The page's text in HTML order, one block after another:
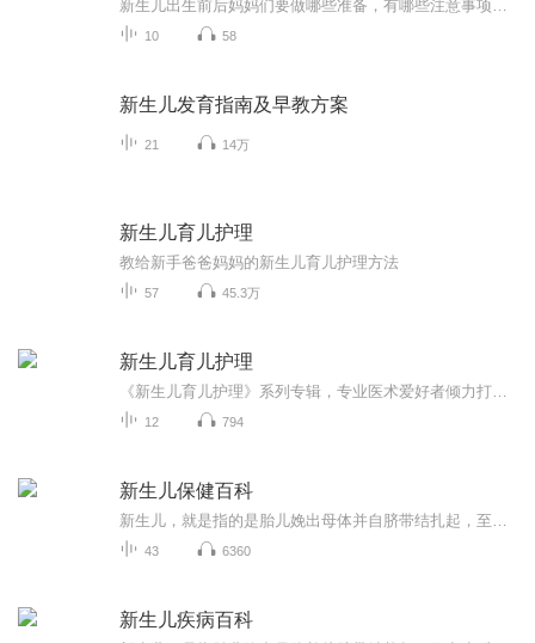
10 58
新生儿发育指南及早教方案
21 14万
新生儿育儿护理
教给新手爸爸妈妈的新生儿育儿护理方法
57 45.3万
新生儿育儿护理
12 794
新生儿保健百科
43 6360
新生儿疾病百科